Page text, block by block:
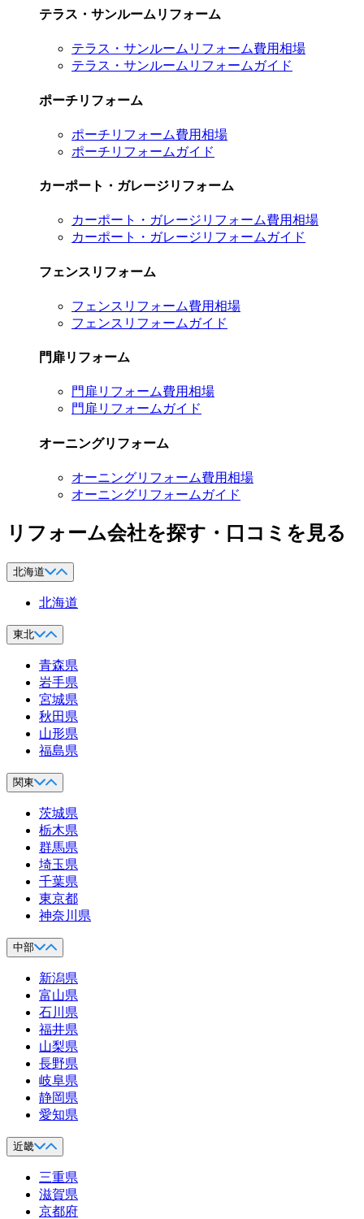
テラス・サンルームリフォーム
テラス・サンルームリフォーム費用相場
テラス・サンルームリフォームガイド
ポーチリフォーム
ポーチリフォーム費用相場
ポーチリフォームガイド
カーポート・ガレージリフォーム
カーポート・ガレージリフォーム費用相場
カーポート・ガレージリフォームガイド
フェンスリフォーム
フェンスリフォーム費用相場
フェンスリフォームガイド
門扉リフォーム
門扉リフォーム費用相場
門扉リフォームガイド
オーニングリフォーム
オーニングリフォーム費用相場
オーニングリフォームガイド
リフォーム会社を探す・口コミを見る
北海道
北海道
東北
青森県
岩手県
宮城県
秋田県
山形県
福島県
関東
茨城県
栃木県
群馬県
埼玉県
千葉県
東京都
神奈川県
中部
新潟県
富山県
石川県
福井県
山梨県
長野県
岐阜県
静岡県
愛知県
近畿
三重県
滋賀県
京都府